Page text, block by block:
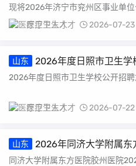
现将2026年济宁市兖州区事业单
事项公告如下：...
医疗卫生人才 2026-07-23
山东
2026年度日照市卫生学
聘用人员公示
2026年度日照市卫生学校公开招
医疗卫生人才 2026-07-22
山东
2026年同济大学附属东
告（80人）
同济大学附属东方医院胶州医院